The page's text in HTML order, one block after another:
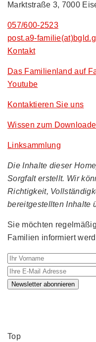
Marktstraße 3, 7000
057/600-2523
post.a9-
Kontakt
Das Familienland auf
Youtube
Kontaktieren Sie uns
Wissen zum
Linksammlung
Die Inhalte dieser
Sorgfalt erstellt. Wir
Richtigkeit,
bereitgestellten Inhalte
Sie möchten
Familien informiert
Ihr Vorname
Newsletter abonnieren
Top